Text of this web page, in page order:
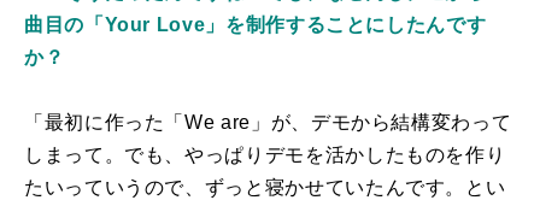
曲目の「Your Love」を制作することにしたんです
か？
「最初に作った「We are」が、デモから結構変わって
しまって。でも、やっぱりデモを活かしたものを作り
たいっていうので、ずっと寝かせていたんです。とい